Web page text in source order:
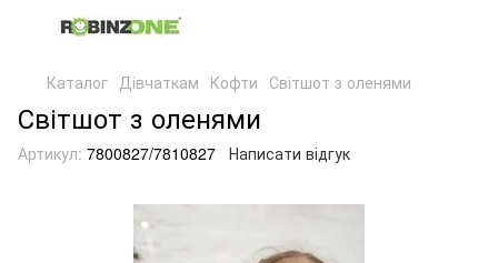
Каталог Дівчаткам Кофти Світшот з оленями
Світшот з оленями
Артикул: 7800827/7810827 Написати відгук